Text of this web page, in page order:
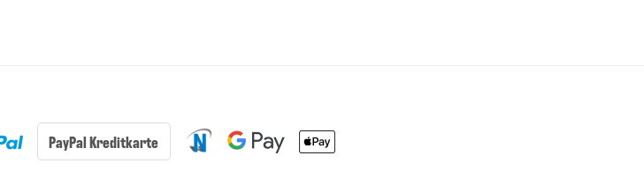
PayPal Kreditkarte